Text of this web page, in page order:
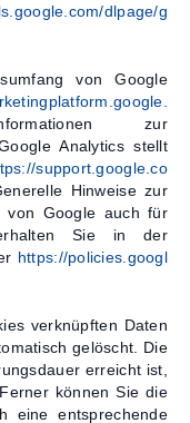
dlpage/g
von Google
zur
Analytics stellt
support.google.co
Hinweise zur
von Google auch für
Sie in der
https://policies.googl
verknüpften Daten
gelöscht. Die
erreicht ist,
können Sie die
eine entsprechende